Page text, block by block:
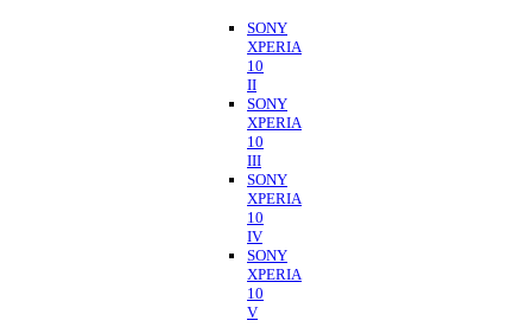
SONY
XPERIA
10
II
SONY
XPERIA
10
III
SONY
XPERIA
10
IV
SONY
XPERIA
10
V